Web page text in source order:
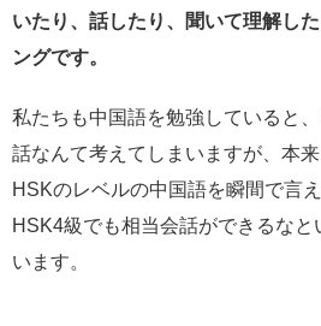
いたり、話したり、聞いて理解し
ングです。
私たちも中国語を勉強していると
話なんて考えてしまいますが、本
HSKのレベルの中国語を瞬間で言
HSK4級でも相当会話ができるな
います。